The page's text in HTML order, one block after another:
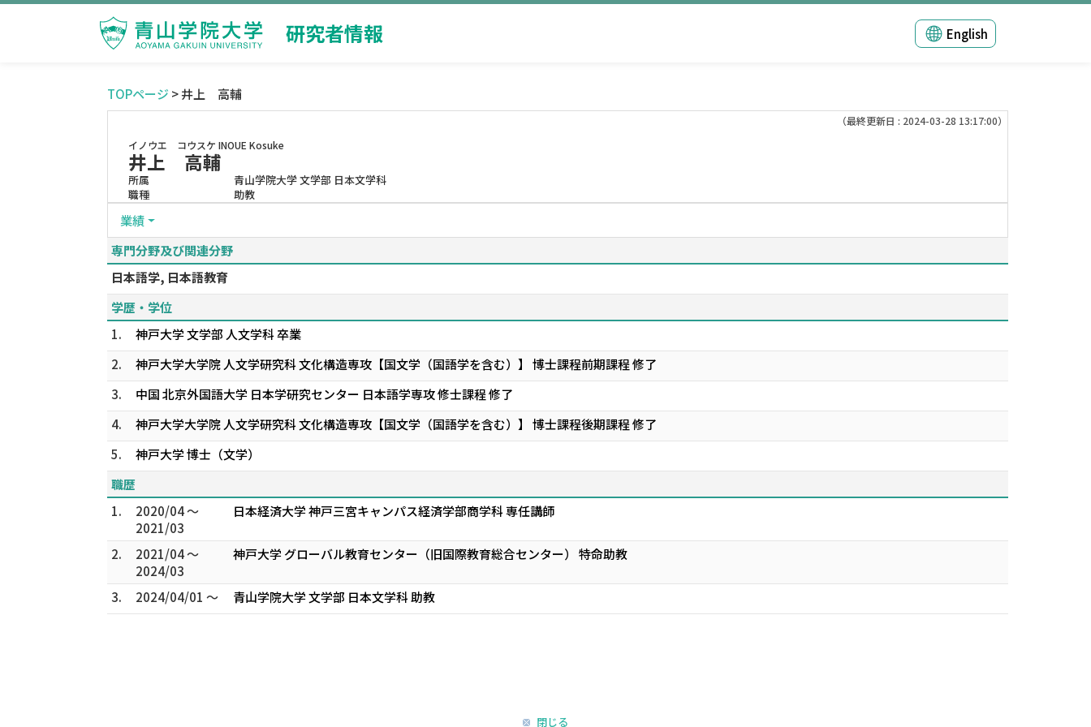
研究者情報 English
TOPページ > 井上 高輔
（最終更新日 : 2024-03-28 13:17:00）
イノウエ コウスケ INOUE Kosuke
井上 高輔
所属
青山学院大学 文学部 日本文学科
職種
助教
業績
専門分野及び関連分野
日本語学, 日本語教育
学歴・学位
1.
神戸大学 文学部 人文学科 卒業
2.
神戸大学大学院 人文学研究科 文化構造専攻【国文学（国語学を含む）】 博士課程前期課程 修了
3.
中国 北京外国語大学 日本学研究センター 日本語学専攻 修士課程 修了
4.
神戸大学大学院 人文学研究科 文化構造専攻【国文学（国語学を含む）】 博士課程後期課程 修了
5.
神戸大学 博士（文学）
職歴
1.
2020/04 ～
2021/03
日本経済大学 神戸三宮キャンパス経済学部商学科 専任講師
2.
2021/04 ～
2024/03
神戸大学 グローバル教育センター（旧国際教育総合センター） 特命助教
3. 2024/04/01 ～ 青山学院大学 文学部 日本文学科 助教
閉じる